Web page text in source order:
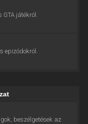
játékról.
epizódokról.
beszélgetések az